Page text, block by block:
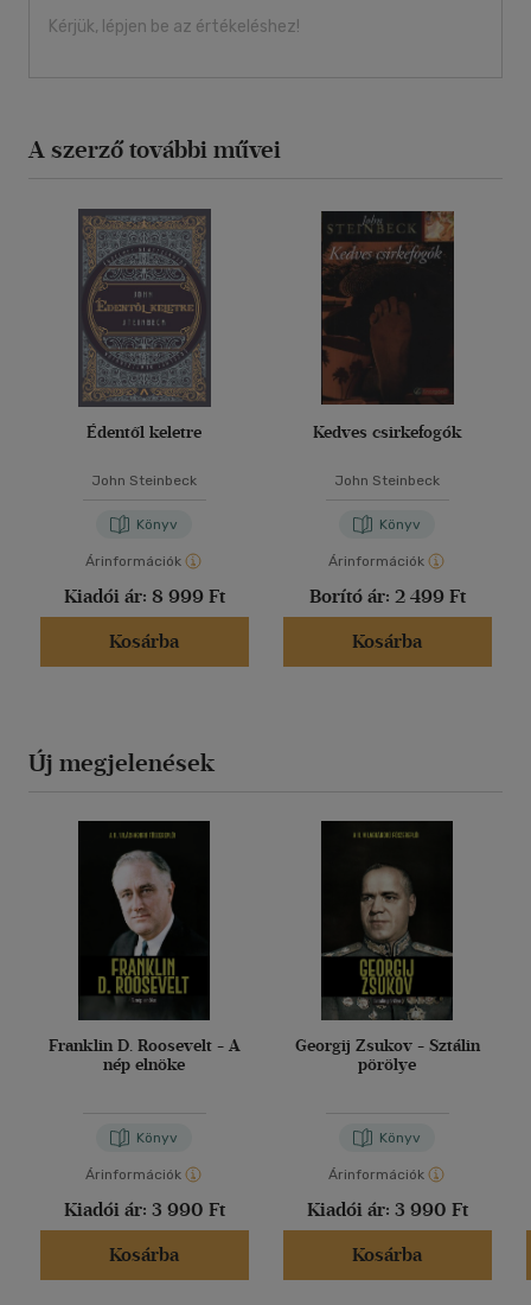
Kérjük, lépjen be az értékeléshez!
A szerző további művei
Édentől keletre
John Steinbeck
Könyv
Árinformációk
Kiadói ár: 8 999 Ft
Kosárba
Kedves csirkefogók
John Steinbeck
Könyv
Árinformációk
Borító ár: 2 499 Ft
Kosárba
Új megjelenések
Franklin D. Roosevelt - A
nép elnöke
Könyv
Árinformációk
Kiadói ár: 3 990 Ft
Kosárba
Georgij Zsukov - Sztálin
pörölye
Könyv
Árinformációk
Kiadói ár: 3 990 Ft
Kosárba